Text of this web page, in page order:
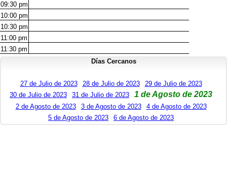
09:30 pm
10:00 pm
10:30 pm
11:00 pm
11:30 pm
Días Cercanos
27 de Julio de 2023 28 de Julio de 2023
29 de Julio de 2023
30 de Julio de 2023
31 de Julio de 2023 1 de Agosto de 2023
2 de Agosto de 2023 3 de Agosto de 2023
4 de Agosto de 2023
5 de Agosto de 2023
6 de Agosto de 2023